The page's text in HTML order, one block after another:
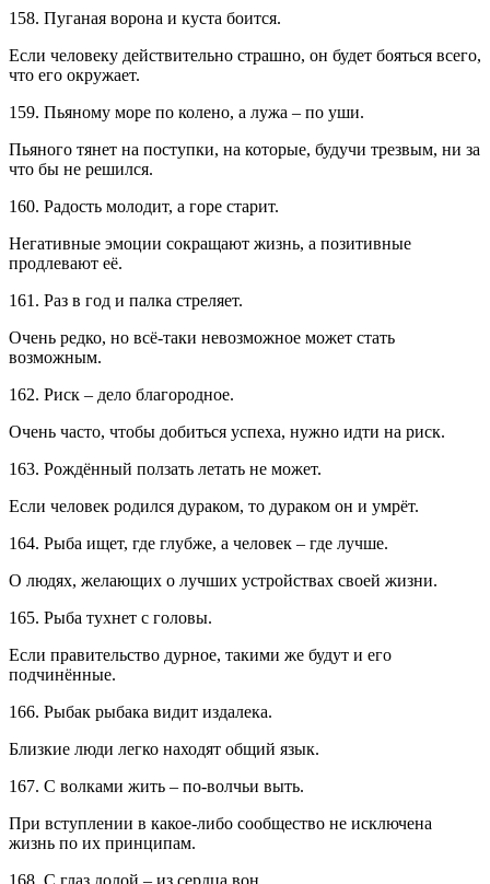
158. Пуганая ворона и куста боится.
Если человеку действительно страшно, он будет бояться всего,
что его окружает.
159. Пьяному море по колено, а лужа – по уши.
Пьяного тянет на поступки, на которые, будучи трезвым, ни за
что бы не решился.
160. Радость молодит, а горе старит.
Негативные эмоции сокращают жизнь, а позитивные
продлевают её.
161. Раз в год и палка стреляет.
Очень редко, но всё-таки невозможное может стать
возможным.
162. Риск – дело благородное.
Очень часто, чтобы добиться успеха, нужно идти на риск.
163. Рождённый ползать летать не может.
Если человек родился дураком, то дураком он и умрёт.
164. Рыба ищет, где глубже, а человек – где лучше.
О людях, желающих о лучших устройствах своей жизни.
165. Рыба тухнет с головы.
Если правительство дурное, такими же будут и его
подчинённые.
166. Рыбак рыбака видит издалека.
Близкие люди легко находят общий язык.
167. С волками жить – по-волчьи выть.
При вступлении в какое-либо сообщество не исключена
жизнь по их принципам.